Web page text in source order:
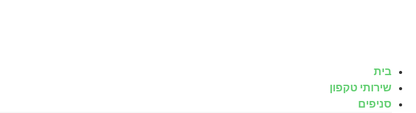
בית
שירותי טקפון
סניפים